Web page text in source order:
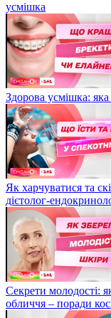
усмішка
Здорова усмішка:
Як харчуватися та
дієтолог-
Секрети молодості:
обличчя – поради